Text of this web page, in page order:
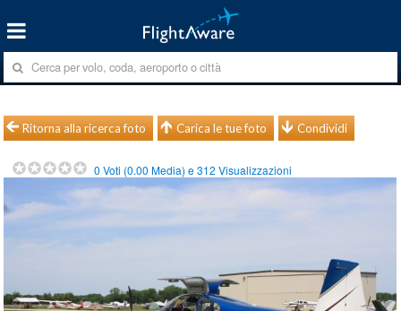
Ritorna alla ricerca foto Carica le tue foto Condividi
0 Voti (0.00 Media) e312 Visualizzazioni